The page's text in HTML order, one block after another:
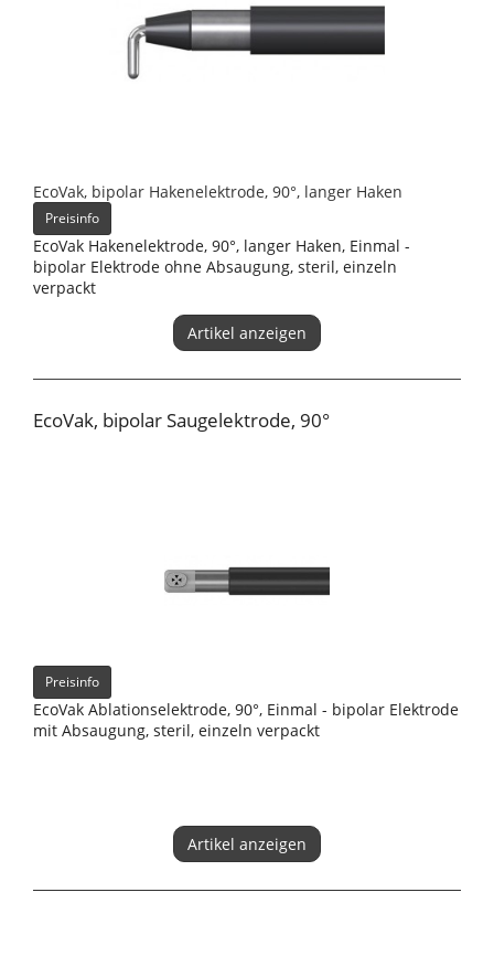
EcoVak, bipolar Hakenelektrode, 90°, langer Haken
Preisinfo
EcoVak Hakenelektrode, 90°, langer Haken, Einmal -
bipolar Elektrode ohne Absaugung, steril, einzeln
verpackt
Artikel anzeigen
EcoVak, bipolar Saugelektrode, 90°
Preisinfo
EcoVak Ablationselektrode, 90°, Einmal - bipolar Elektrode
mit Absaugung, steril, einzeln verpackt
Artikel anzeigen